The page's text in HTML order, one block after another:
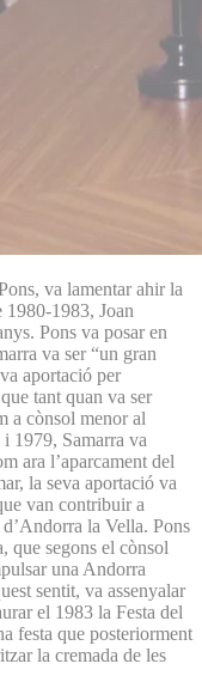
va lamentar ahir la
1980-1983, Joan
Pons va posar en
va ser “un gran
aportació per
tant quan va ser
a cònsol menor al
1979, Samarra va
ara l’aparcament del
la seva aportació va
van contribuir a
la Vella. Pons
que segons el cònsol
una Andorra
sentit, va assenyalar
el 1983 la Festa del
festa que posteriorment
la cremada de les